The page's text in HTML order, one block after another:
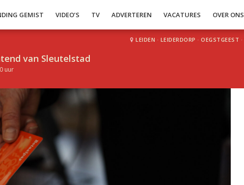
GEMIST VIDEO’S TV ADVERTEREN VACATURES OVER ONS
van Sleutelstad
uur
LEIDEN · LEIDERDORP · OEGSTGEEST ·